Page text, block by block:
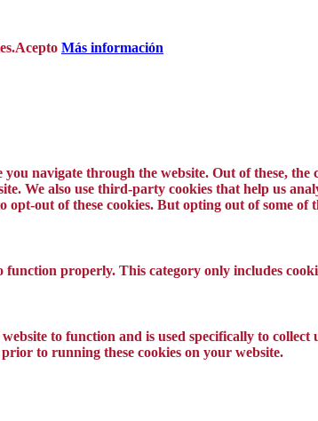
Acepto Más información
navigate through the website. Out of these,
We also use third-party cookies that help us
out of these cookies. But opting out of some of
function properly. This category only includes
to function and is used specifically to
to running these cookies on your website.